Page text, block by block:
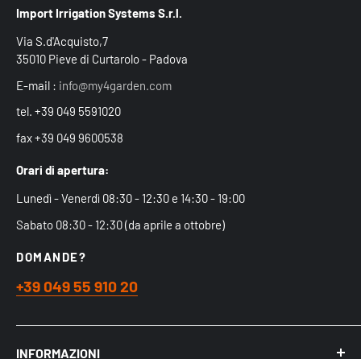
Import Irrigation Systems S.r.l.
Via S.d'Acquisto,7
35010 Pieve di Curtarolo - Padova
E-mail : info@my4garden.com
tel. +39 049 5591020
fax +39 049 9600538
Orari di apertura:
Lunedì - Venerdì 08:30 - 12:30 e 14:30 - 19:00
Sabato 08:30 - 12:30 (da aprile a ottobre)
DOMANDE?
+39 049 55 910 20
INFORMAZIONI